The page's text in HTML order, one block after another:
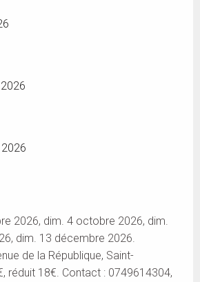
2026, dim. 4 octobre 2026, dim.
dim. 13 décembre 2026.
de la République, Saint-
réduit 18€. Contact : 0749614304,